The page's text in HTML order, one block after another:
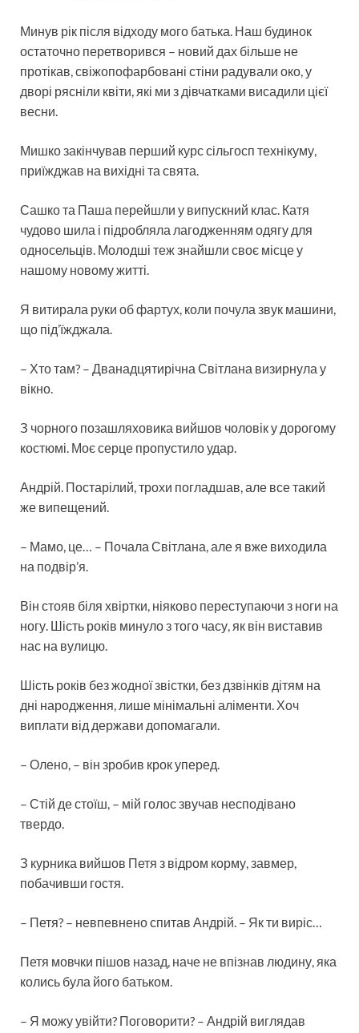
Минув рік після відходу мого батька. Наш будинок
остаточно перетворився – новий дах більше не
протікав, свіжопофарбовані стіни радували око, у
дворі рясніли квіти, які ми з дівчатками висадили цієї
весни.
Мишко закінчував перший курс сільгосп технікуму,
приїжджав на вихідні та свята.
Сашко та Паша перейшли у випускний клас. Катя
чудово шила і підробляла лагодженням одягу для
односельців. Молодші теж знайшли своє місце у
нашому новому житті.
Я витирала руки об фартух, коли почула звук машини,
що під’їжджала.
– Хто там? – Дванадцятирічна Світлана визирнула у
вікно.
З чорного позашляховика вийшов чоловік у дорогому
костюмі. Моє серце пропустило удар.
Андрій. Постарілий, трохи погладшав, але все такий
же випещений.
– Мамо, це… – Почала Світлана, але я вже виходила
на подвір’я.
Він стояв біля хвіртки, ніяково переступаючи з ноги на
ногу. Шість років минуло з того часу, як він виставив
нас на вулицю.
Шість років без жодної звістки, без дзвінків дітям на
дні народження, лише мінімальні аліменти. Хоч
виплати від держави допомагали.
– Олено, – він зробив крок уперед.
– Стій де стоїш, – мій голос звучав несподівано
твердо.
З курника вийшов Петя з відром корму, завмер,
побачивши гостя.
– Петя? – невпевнено спитав Андрій. – Як ти виріс…
Петя мовчки пішов назад, наче не впізнав людину, яка
колись була його батьком.
– Я можу увійти? Поговорити? – Андрій виглядав